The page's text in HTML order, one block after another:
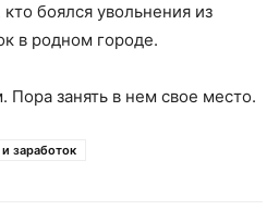
боялся увольнения из
в родном городе.
занять в нем свое место.
заработок